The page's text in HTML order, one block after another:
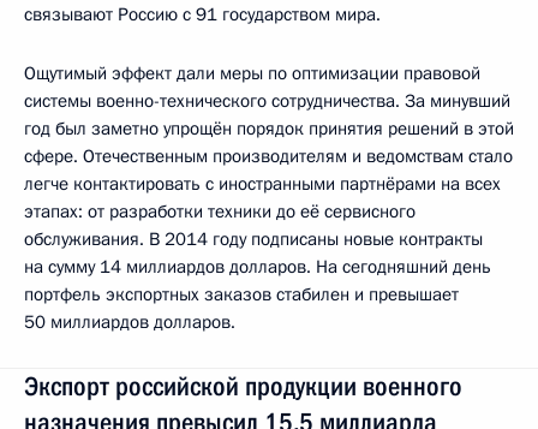
связывают Россию с 91 государством мира.
Ощутимый эффект дали меры по оптимизации правовой
системы военно-технического сотрудничества. За минувший
год был заметно упрощён порядок принятия решений в этой
сфере. Отечественным производителям и ведомствам стало
легче контактировать с иностранными партнёрами на всех
этапах: от разработки техники до её сервисного
обслуживания. В 2014 году подписаны новые контракты
на сумму 14 миллиардов долларов. На сегодняшний день
портфель экспортных заказов стабилен и превышает
50 миллиардов долларов.
Экспорт российской продукции военного
назначения превысил 15,5 миллиарда